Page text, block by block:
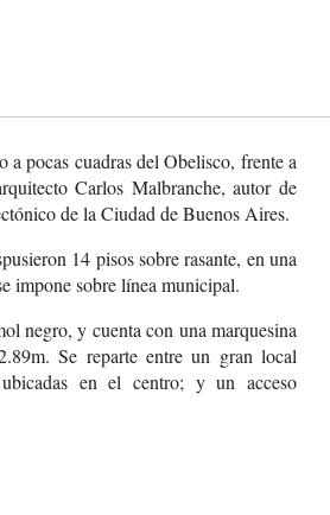
pocas cuadras del Obelisco, frente a
Carlos Malbranche, autor de
de la Ciudad de Buenos Aires.
14 pisos sobre rasante, en una
impone sobre línea municipal.
negro, y cuenta con una marquesina
Se reparte entre un gran local
en el centro; y un acceso